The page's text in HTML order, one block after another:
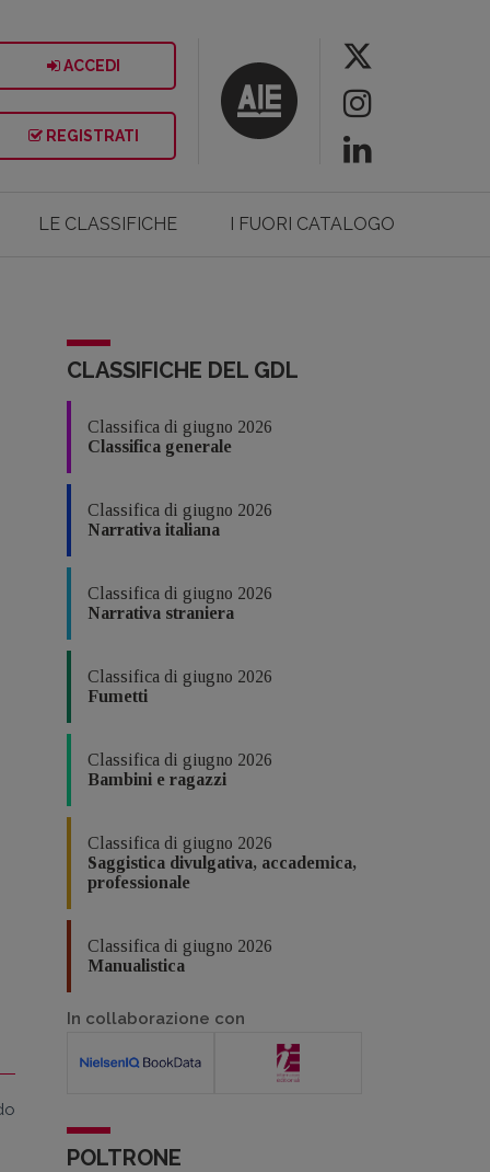
ACCEDI
REGISTRATI
LE CLASSIFICHE I FUORI CATALOGO
CLASSIFICHE DEL GDL
Classifica di giugno 2026
Classifica generale
Classifica di giugno 2026
Narrativa italiana
Classifica di giugno 2026
Narrativa straniera
Classifica di giugno 2026
Fumetti
Classifica di giugno 2026
Bambini e ragazzi
Classifica di giugno 2026
Saggistica divulgativa, accademica,
professionale
Classifica di giugno 2026
Manualistica
In collaborazione con
POLTRONE